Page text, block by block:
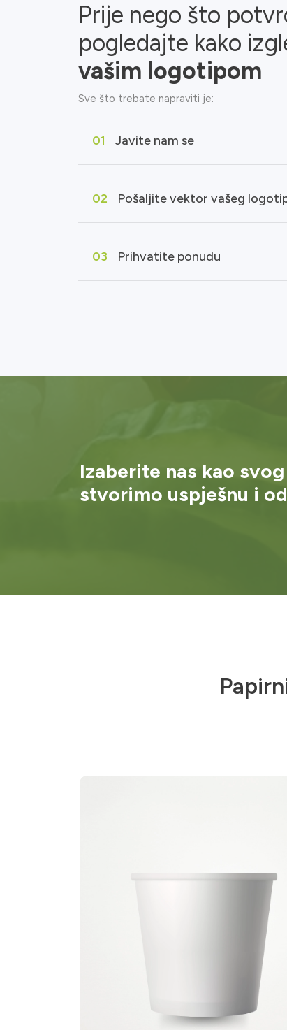
Prije nego što
pogledajte kako
vašim logotipom
Sve što trebate napraviti je:
01 Javite nam se
02 Pošaljite vektor vašeg
03 Prihvatite ponudu
Izaberite nas kao
stvorimo uspješnu i